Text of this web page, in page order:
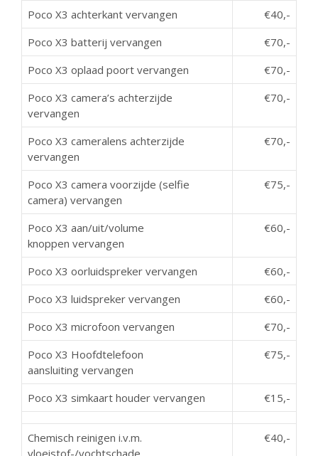
Poco X3 achterkant vervangen
€40,-
Poco X3 batterij vervangen
€70,-
Poco X3 oplaad poort vervangen
€70,-
Poco X3 camera’s achterzijde
vervangen
€70,-
Poco X3 cameralens achterzijde
vervangen
€70,-
Poco X3 camera voorzijde (selfie
camera) vervangen
€75,-
Poco X3 aan/uit/volume
knoppen vervangen
€60,-
Poco X3 oorluidspreker vervangen
€60,-
Poco X3 luidspreker vervangen
€60,-
Poco X3 microfoon vervangen
€70,-
Poco X3 Hoofdtelefoon
aansluiting vervangen
€75,-
Poco X3 simkaart houder vervangen €15,-
Chemisch reinigen i.v.m.
vloeistof-/vochtschade
€40,-